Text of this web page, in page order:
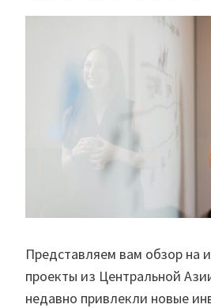
Представляем вам обзор на
проекты из Центральной
недавно привлекли новые